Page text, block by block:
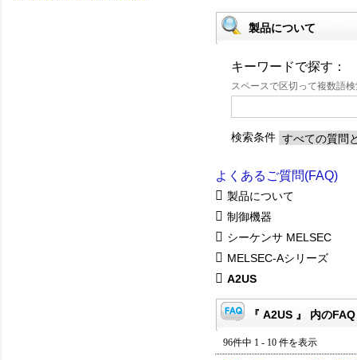
製品について
キーワードで探す：
スペースで区切って複数語
検索条件
よくあるご質問(FAQ)
製品について
制御機器
シーケンサ MELSEC
MELSEC-Aシリーズ
A2US
『 A2US 』 内のFAQ
96件中 1 - 10 件を表示